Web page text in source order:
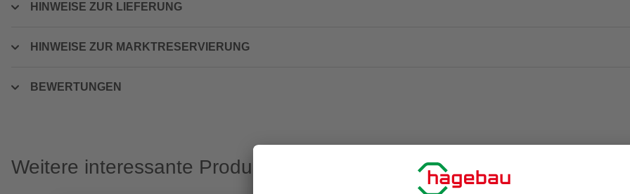
HINWEISE ZUR LIEFERUNG
HINWEISE ZUR MARKTRESERVIERUNG
BEWERTUNGEN
Weitere interessante Produkte